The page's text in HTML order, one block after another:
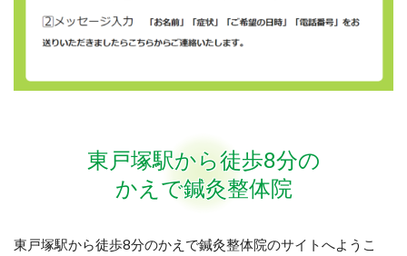
東戸塚駅から徒歩8分の
かえで鍼灸整体院
東戸塚駅から徒歩8分のかえで鍼灸整体院のサイトへようこ